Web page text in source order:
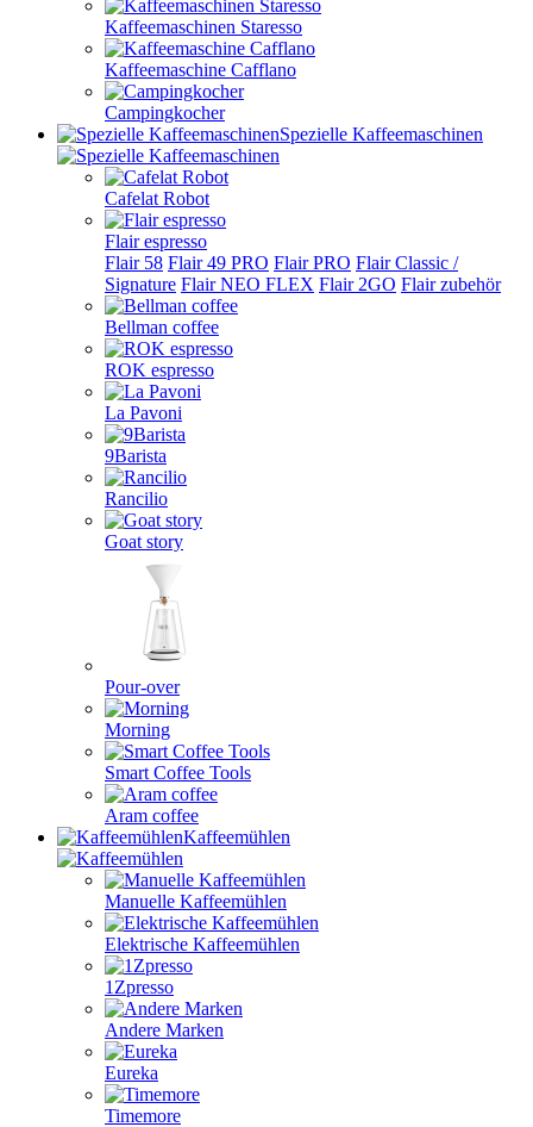
Kaffeemaschinen Staresso
Kaffeemaschine Cafflano
Campingkocher
Spezielle Kaffeemaschinen
Cafelat Robot
Flair espresso
Flair 58 Flair 49 PRO Flair PRO Flair Classic /
Signature Flair NEO FLEX Flair 2GO Flair zubehör
Bellman coffee
ROK espresso
La Pavoni
9Barista
Rancilio
Goat story
Pour-over
Morning
Smart Coffee Tools
Aram coffee
Kaffeemühlen
Manuelle Kaffeemühlen
Elektrische Kaffeemühlen
1Zpresso
Andere Marken
Eureka
Timemore